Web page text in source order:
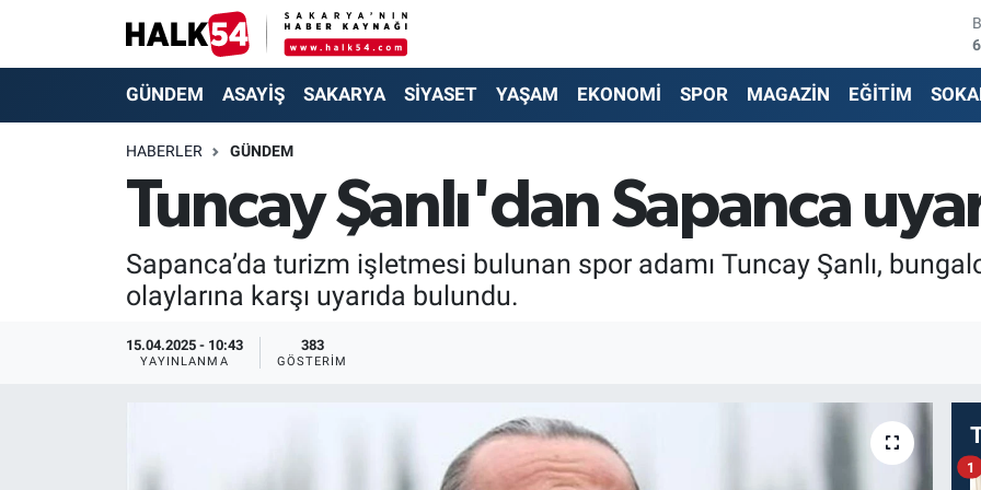
GÜNDEM ASAYİŞ SAKARYA SİYASET YAŞAM EKONOMİ SPOR MAGAZİN EĞİTİM
HABERLER GÜNDEM
Tuncay Şanlı'dan Sapanca
Sapanca’da turizm işletmesi bulunan spor adamı Tuncay Şanlı,
olaylarına karşı uyarıda bulundu.
15.04.2025 - 10:43
YAYINLANMA
383
GÖSTERIM
1
GÜNDEM
SAKARYA
SİYASET
EKONOMİ
Adapazarı Nöbetçi Eczaneler
Adapazarı Hava Durumu
Adapazarı Trafik Yoğunluk Haritası
Süper Lig Puan Durumu ve Fikstür
Tüm Manşetler
Son Dakika Haberleri